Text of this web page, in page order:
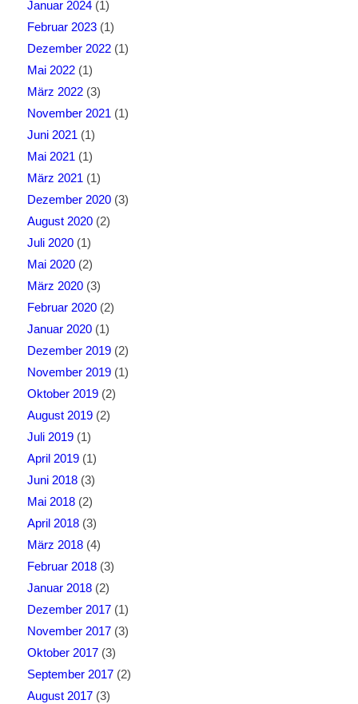
Januar 2024(1)
Februar 2023(1)
Dezember 2022(1)
Mai 2022(1)
März 2022(3)
November 2021 (1)
Juni 2021 (1)
Mai 2021 (1)
März 2021 (1)
Dezember 2020(3)
August 2020(2)
Juli 2020(1)
Mai 2020(2)
März 2020(3)
Februar 2020(2)
Januar 2020(1)
Dezember 2019(2)
November 2019(1)
Oktober 2019(2)
August 2019(2)
Juli 2019(1)
April 2019(1)
Juni 2018(3)
Mai 2018(2)
April 2018(3)
März 2018(4)
Februar 2018(3)
Januar 2018(2)
Dezember 2017(1)
November 2017(3)
Oktober 2017(3)
September 2017(2)
August 2017(3)